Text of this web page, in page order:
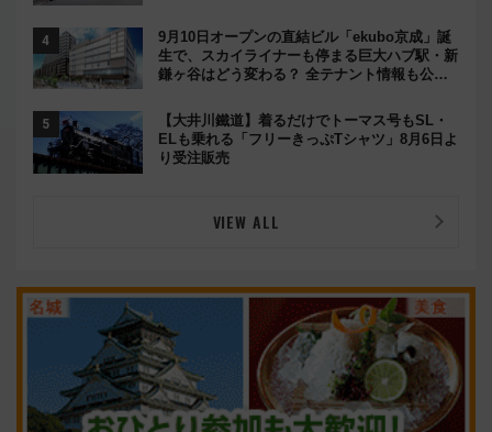
9月10日オープンの直結ビル「ekubo京成」誕
生で、スカイライナーも停まる巨大ハブ駅・新
鎌ヶ谷はどう変わる？ 全テナント情報も公
【大井川鐵道】着るだけでトーマス号もSL・
ELも乗れる「フリーきっぷTシャツ」8月6日よ
り受注販売
VIEW ALL